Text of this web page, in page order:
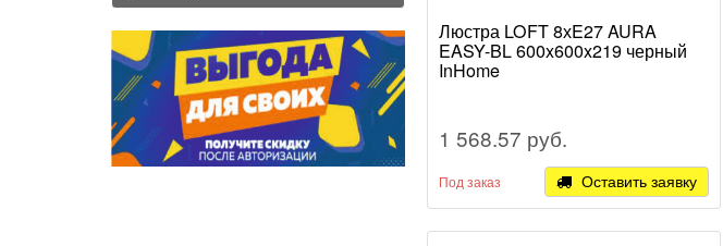
Люстра LOFT 8хE27 AURA
EASY-BL 600x600x219 черный
InHome
1 568.57 руб.
Под заказ Оставить заявку